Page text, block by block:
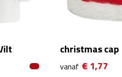
christmas cap
vanaf € 1,77